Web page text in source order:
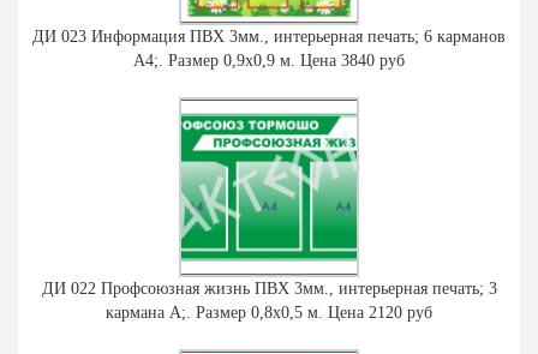
ДИ 023 Информация ПВХ 3мм., интерьерная печать; 6 карманов
А4;. Размер 0,9х0,9 м. Цена 3840 руб
ДИ 022 Профсоюзная жизнь ПВХ 3мм., интерьерная печать; 3
кармана А;. Размер 0,8х0,5 м. Цена 2120 руб